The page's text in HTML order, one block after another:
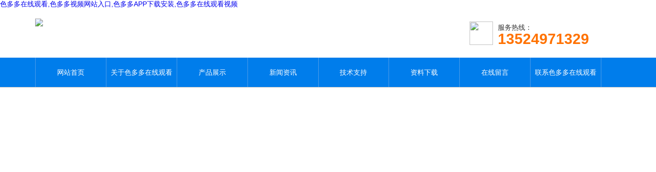
色多多在线观看,色多多视频网站入口,色多多APP下载安装,色多多在线观看视频
服务热线：
13524971329
网站首页 关于色多多在线观看 产品展示 新闻资讯 技术支持 资料下载 在线留言 联系色多多在线观看